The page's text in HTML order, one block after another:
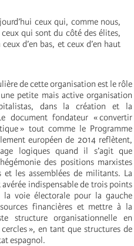
ceux qui, comme nous,
qui sont du côté des élites,
d’en bas, et ceux d’en haut
de cette organisation est le rôle
petite mais active organisation
dans la création et la
document fondateur « convertir
» tout comme le Programme
européen de 2014 reflètent,
logiques quand il s’agit que
des positions marxistes
les assemblées de militants. La
indispensable de trois points
voie électorale pour la gauche
financières et mettre à la
structure organisationnelle en
», en tant que structures de
espagnol.